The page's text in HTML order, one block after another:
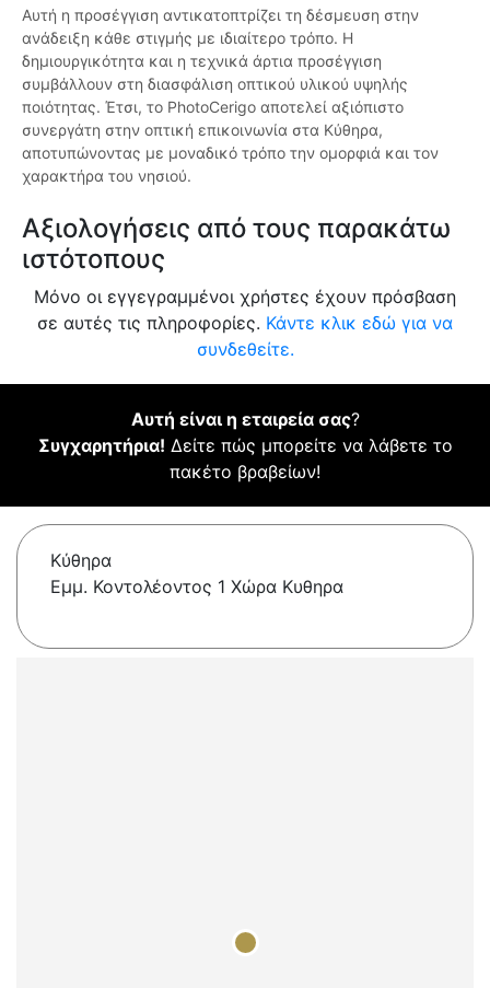
Αυτή η προσέγγιση αντικατοπτρίζει τη δέσμευση στην
ανάδειξη κάθε στιγμής με ιδιαίτερο τρόπο. Η
δημιουργικότητα και η τεχνικά άρτια προσέγγιση
συμβάλλουν στη διασφάλιση οπτικού υλικού υψηλής
ποιότητας. Έτσι, το PhotoCerigo αποτελεί αξιόπιστο
συνεργάτη στην οπτική επικοινωνία στα Κύθηρα,
αποτυπώνοντας με μοναδικό τρόπο την ομορφιά και τον
χαρακτήρα του νησιού.
Αξιολογήσεις από τους παρακάτω
ιστότοπους
Μόνο οι εγγεγραμμένοι χρήστες έχουν πρόσβαση
σε αυτές τις πληροφορίες. Κάντε κλικ εδώ για να
συνδεθείτε.
Αυτή είναι η εταιρεία σας?
Συγχαρητήρια! Δείτε πώς μπορείτε να λάβετε το
πακέτο βραβείων!
Κύθηρα
Εμμ. Κοντολέοντος 1 Χώρα Κυθηρα